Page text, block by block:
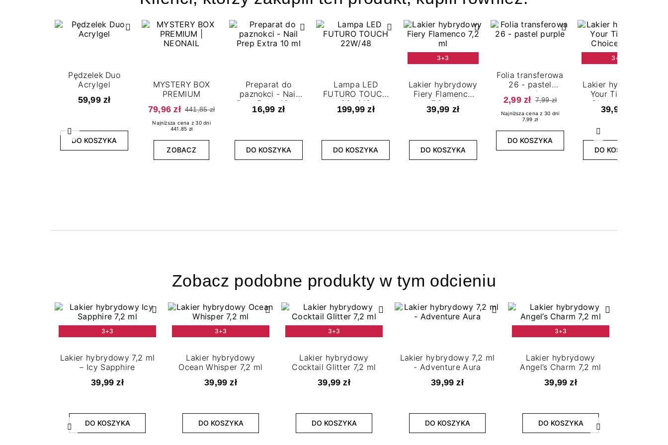
Poprzedni Następny
Pędzelek Duo
Acrylgel
59,99 zł
DO KOSZYKA
MYSTERY BOX
PREMIUM
79,96 zł 441,85 zł
Najniższa cena z 30 dni
441.85 zł
ZOBACZ
Preparat do
paznokci - Nail
Prep Extra 10 ml
16,99 zł
DO KOSZYKA
Lampa LED
FUTURO TOUCH
22w/48
199,99 zł
DO KOSZYKA
3+3
Lakier hybrydowy
Fiery Flamenco
7,2 ml
39,99 zł
DO KOSZYKA
Folia transferowa
26 - pastel
purple
2,99 zł 7,99 zł
Najniższa cena z 30 dni
7.99 zł
DO KOSZYKA
3+3
Lakier hybrydowy
Your Timeless
Choice 7,2 ml
39,99 zł
DO KOSZYKA
Zobacz podobne produkty w tym odcieniu
Poprzedni Następny
3+3
Lakier hybrydowy 7,2 ml
– Icy Sapphire
39,99 zł
DO KOSZYKA
3+3
Lakier hybrydowy
Ocean Whisper 7,2 ml
39,99 zł
DO KOSZYKA
3+3
Lakier hybrydowy
Cocktail Glitter 7,2 ml
39,99 zł
DO KOSZYKA
Lakier hybrydowy 7,2 ml
- Adventure Aura
39,99 zł
DO KOSZYKA
3+3
Lakier hybrydowy
Angel’s Charm 7,2 ml
39,99 zł
DO KOSZYKA